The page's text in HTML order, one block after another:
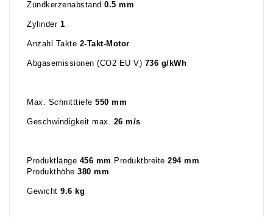
Zündkerzenabstand 0.5 mm
Zylinder 1
Anzahl Takte 2-Takt-Motor
Abgasemissionen (CO2 EU V) 736 g/kWh
Max. Schnitttiefe 550 mm
Geschwindigkeit max. 26 m/s
Produktlänge 456 mm Produktbreite 294 mm
Produkthöhe 380 mm
Gewicht 9.6 kg